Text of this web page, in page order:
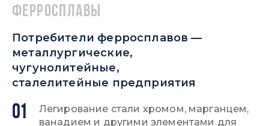
ферросплавы
Потребители ферросплавов —
металлургические,
чугунолитейные,
сталелитейные предприятия
01
Легирование стали хромом, марганцем,
ванадием и другими элементами для